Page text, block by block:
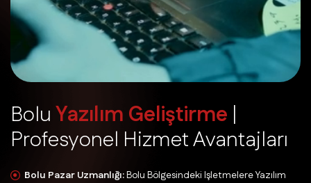
BoluYazılım Geliştirme |
Profesyonel HizmetAvantajları
Bolu Pazar Uzmanlığı:Bolu Bölgesindeki Işletmelere Yazılım